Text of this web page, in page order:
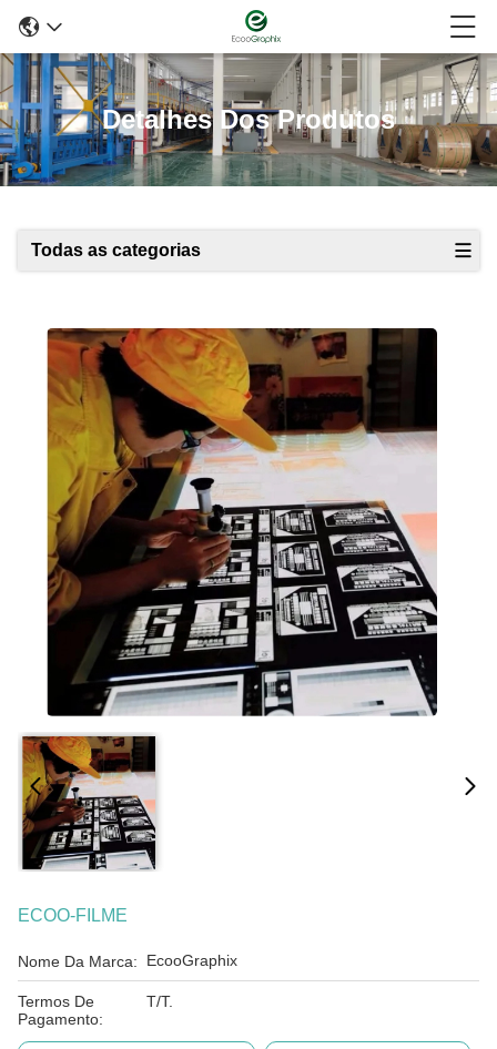
Detalhes Dos Produtos
Todas as categorias
ECOO-FILME
Nome Da Marca: EcooGraphix
Termos De
Pagamento:
T/T.